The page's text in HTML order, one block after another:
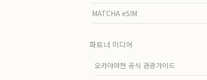
MATCHA eSIM
파트너 미디어
오카야마현 공식 관광가이드